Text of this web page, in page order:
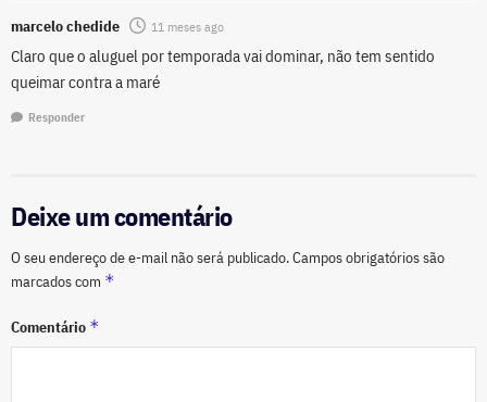
marcelo chedide 11 meses ago
Claro que o aluguel por temporada vai dominar, não tem sentido
queimar contra a maré
Responder
Deixe um comentário
O seu endereço de e-mail não será publicado.Campos obrigatórios são
marcados com *
Comentário *